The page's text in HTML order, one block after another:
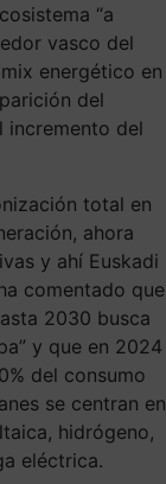
“a
vasco del
energético en
del
incremento del
total en
ahora
y ahí Euskadi
comentado que
2030 busca
y que en 2024
del consumo
se centran en
hidrógeno,
eléctrica.